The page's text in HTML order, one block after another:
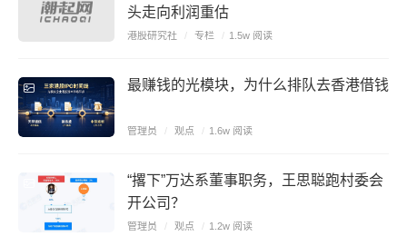
头走向利润重估
港股研究社 / 专栏 / 1.5w 阅读
最赚钱的光模块，为什么排队去香港借钱
管理员 / 观点 / 1.6w 阅读
“撂下”万达系董事职务，王思聪跑村委会
开公司？
管理员 / 观点 / 1.2w 阅读